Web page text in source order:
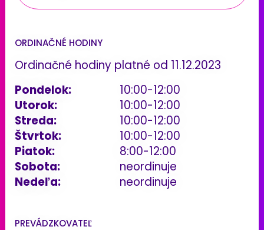
ORDINAČNÉ HODINY
Ordinačné hodiny platné od 11.12.2023
Pondelok:
10:00-12:00
Utorok:
10:00-12:00
Streda:
10:00-12:00
Štvrtok:
10:00-12:00
Piatok:
8:00-12:00
Sobota:
neordinuje
Nedeľa:
neordinuje
PREVÁDZKOVATEĽ